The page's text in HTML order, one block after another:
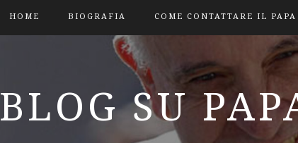
HOME BIOGRAFIA COME CONTATTARE IL PAPA
BLOG SU